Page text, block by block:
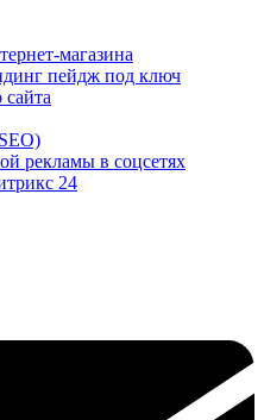
магазина
пейдж под ключ
рекламы в соцсетях
24